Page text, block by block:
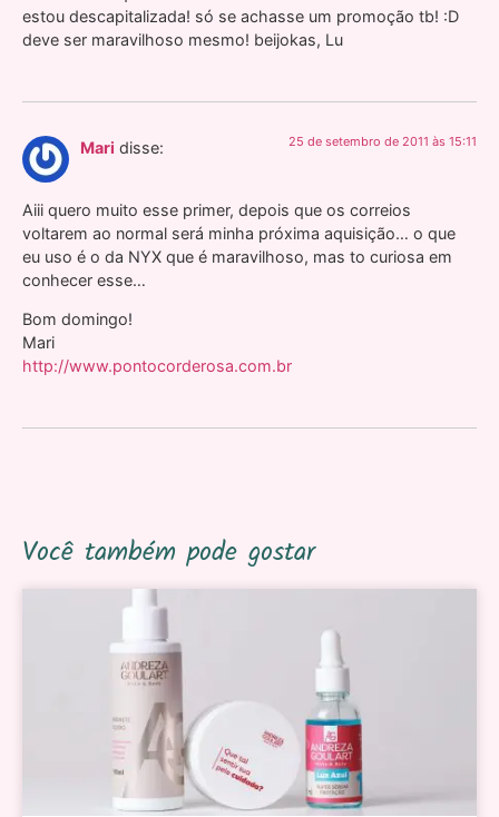
estou descapitalizada! só se achasse um promoção tb! :D
deve ser maravilhoso mesmo! beijokas, Lu
Mari disse: 25 de setembro de 2011 às 15:11
Aiii quero muito esse primer, depois que os correios
voltarem ao normal será minha próxima aquisição… o que
eu uso é o da NYX que é maravilhoso, mas to curiosa em
conhecer esse…
Bom domingo!
Mari
http://www.pontocorderosa.com.br
Você também pode gostar